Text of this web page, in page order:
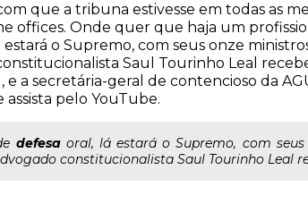
que a tribuna estivesse em todas as
offices. Onde quer que haja um
o Supremo, com seus onze
Saul Tourinho Leal
a secretária-geral de contencioso da
pelo YouTube.
defesaoral, lá estará o Supremo, com
constitucionalista Saul Tourinho Leal